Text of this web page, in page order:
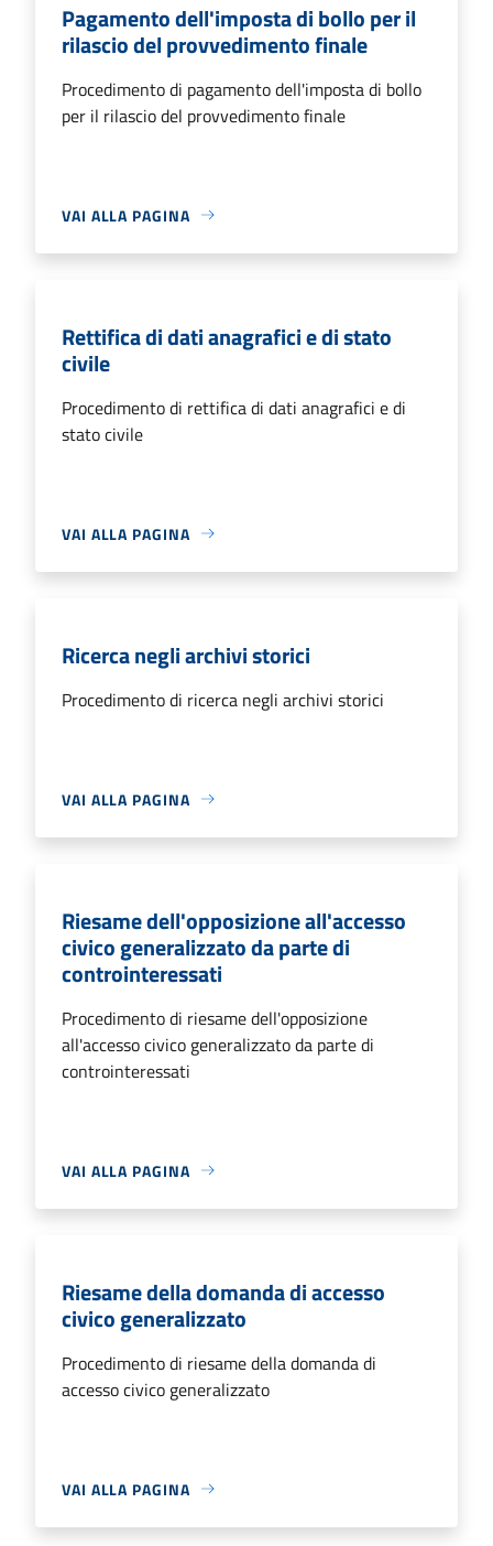
Pagamento dell'imposta di bollo per il
rilascio del provvedimento finale
Procedimento di pagamento dell'imposta di bollo
per il rilascio del provvedimento finale
VAI ALLA PAGINA
Rettifica di dati anagrafici e di stato
civile
Procedimento di rettifica di dati anagrafici e di
stato civile
VAI ALLA PAGINA
Ricerca negli archivi storici
Procedimento di ricerca negli archivi storici
VAI ALLA PAGINA
Riesame dell'opposizione all'accesso
civico generalizzato da parte di
controinteressati
Procedimento di riesame dell'opposizione
all'accesso civico generalizzato da parte di
controinteressati
VAI ALLA PAGINA
Riesame della domanda di accesso
civico generalizzato
Procedimento di riesame della domanda di
accesso civico generalizzato
VAI ALLA PAGINA